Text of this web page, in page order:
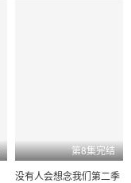
第8集完结
没有人会想念我们第二季